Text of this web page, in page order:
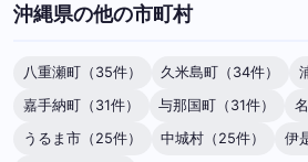
沖縄県の他の市町村
八重瀬町（35件） 久米島町（34件）
嘉手納町（31件）
与那国町（31件）
うるま市（25件）
中城村（25件）
伊